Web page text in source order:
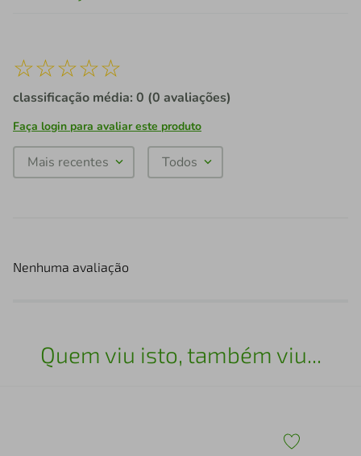
☆☆☆☆☆
classificação média: 0 (0 avaliações)
Faça login para avaliar este produto
Mais recentes Todos
Nenhuma avaliação
Quem viu isto, também viu...